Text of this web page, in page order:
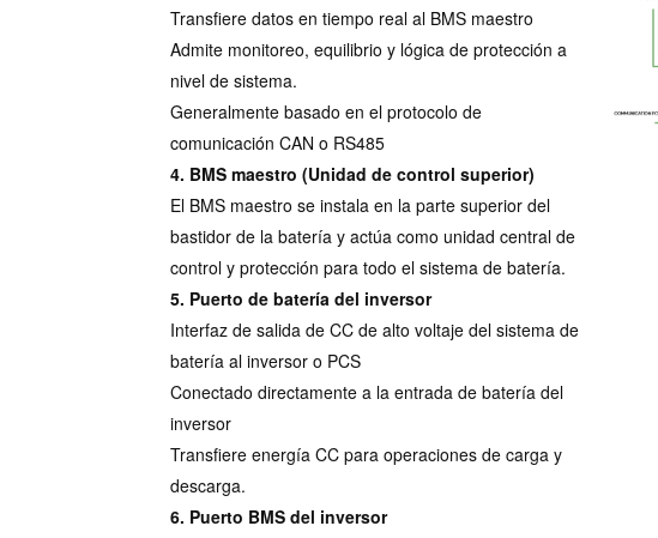
Transfiere datos en tiempo real al BMS maestro
Admite monitoreo, equilibrio y lógica de protección a
nivel de sistema.
Generalmente basado en el protocolo de
comunicación CAN o RS485
4. BMS maestro (Unidad de control superior)
El BMS maestro se instala en la parte superior del
bastidor de la batería y actúa como unidad central de
control y protección para todo el sistema de batería.
5. Puerto de batería del inversor
Interfaz de salida de CC de alto voltaje del sistema de
batería al inversor o PCS
Conectado directamente a la entrada de batería del
inversor
Transfiere energía CC para operaciones de carga y
descarga.
6. Puerto BMS del inversor